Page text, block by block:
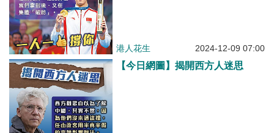
港人花生 2024-12-09 07:00
【今日網圖】揭開西方人迷思